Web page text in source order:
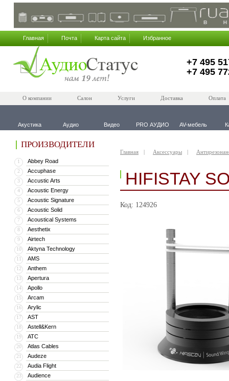
Главная Почта Карта сайта Избранное
+7 495
+7 495
О компании Салон Услуги Доставка Оплата
Акустика Аудио Видео PRO АУДИО AV-мебель
ПРОИЗВОДИТЕЛИ
1 Abbey Road
2 Accuphase
3 Accustic Arts
4 Acoustic Energy
5 Acoustic Signature
6 Acoustic Solid
7 Acoustical Systems
8 Aesthetix
9 Airtech
10 Aktyna Technology
11 AMS
12 Anthem
13 Apertura
14 Apollo
15 Arcam
16 Arylic
17 AST
18 Astell&Kern
19 ATC
20 Atlas Cables
21 Audeze
22 Audia Flight
23 Audience
Главная Аксессуары
HIFISTAY
Код: 124926